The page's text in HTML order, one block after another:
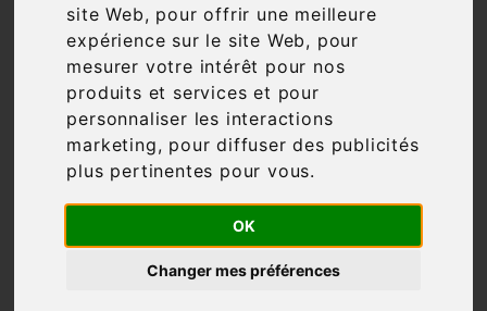
site Web, pour offrir une meilleure
expérience sur le site Web, pour
mesurer votre intérêt pour nos
produits et services et pour
personnaliser les interactions
marketing, pour diffuser des publicités
plus pertinentes pour vous.
OK
Changer mes préférences
 Filtre 1 article
Pertinence